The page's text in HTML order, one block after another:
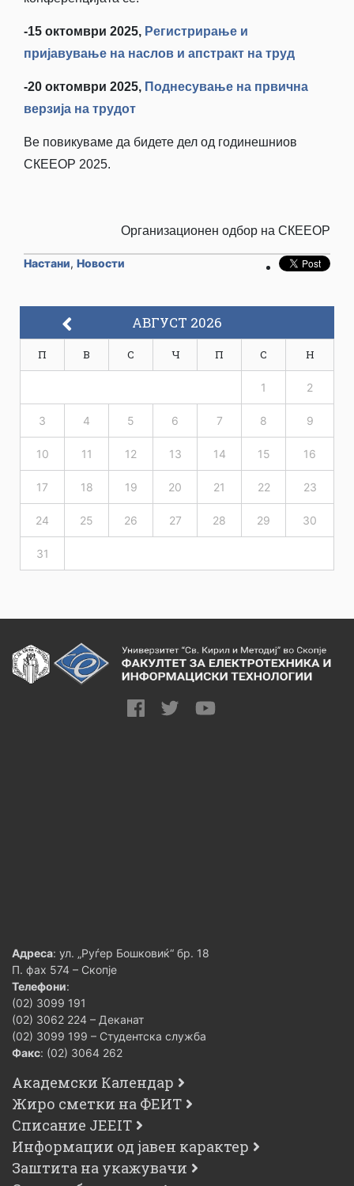
-15 октомври 2025, Регистрирање и
пријавување на наслов и апстракт на труд
-20 октомври 2025, Поднесување на првична
верзија на трудот
Ве повикуваме да бидете дел од годинешниов
СКЕЕОР 2025.
Организационен одбор на СКЕЕОР
Настани, Новости
АВГУСТ 2026
П В С Ч П С Н
1 2
3 4 5 6 7 8 9
10 11 12 13 14 15 16
17 18 19 20 21 22 23
24 25 26 27 28 29 30
31
Адреса: ул. „Руѓер Бошковиќ“ бр. 18
П. фах 574 – Скопје
Телефони:
(02) 3099 191
(02) 3062 224 – Деканат
(02) 3099 199 – Студентска служба
Факс: (02) 3064 262
Академски Календар
Жиро сметки на ФЕИТ
Списание JEEIT
Информации од јавен карактер
Заштита на укажувачи